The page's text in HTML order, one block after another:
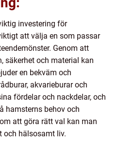
investering för
att välja en som passar
Genom att
säkerhet och material kan
en bekväm och
akvarieburar och
fördelar och nackdelar, och
hamsterns behov och
att göra rätt val kan man
och hälsosamt liv.